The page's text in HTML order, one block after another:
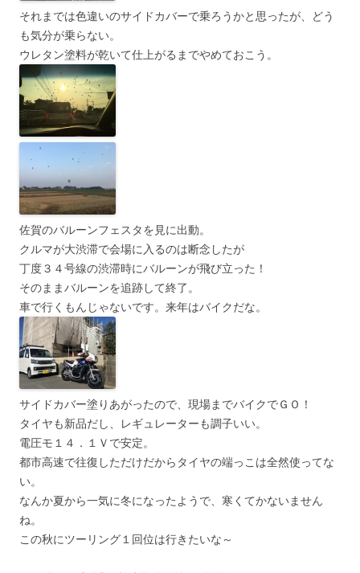
それまでは色違いのサイドカバーで乗ろうかと思ったが、どう
も気分が乗らない。
ウレタン塗料が乾いて仕上がるまでやめておこう。
佐賀のバルーンフェスタを見に出動。
クルマが大渋滞で会場に入るのは断念したが
丁度３４号線の渋滞時にバルーンが飛び立った！
そのままバルーンを追跡して終了。
車で行くもんじゃないです。来年はバイクだな。
サイドカバー塗りあがったので、現場までバイクでＧＯ！
タイヤも新品だし、レギュレーターも調子いい。
電圧モ１４．１Ｖで安定。
都市高速で往復しただけだからタイヤの端っこは全然使ってな
い。
なんか夏から一気に冬になったようで、寒くてかないません
ね。
この秋にツーリング１回位は行きたいな～